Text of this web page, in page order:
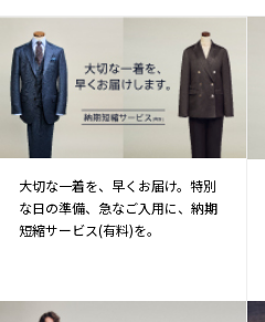
大切な一着を、早くお届け。特別
な日の準備、急なご入用に、納期
短縮サービス(有料)を。